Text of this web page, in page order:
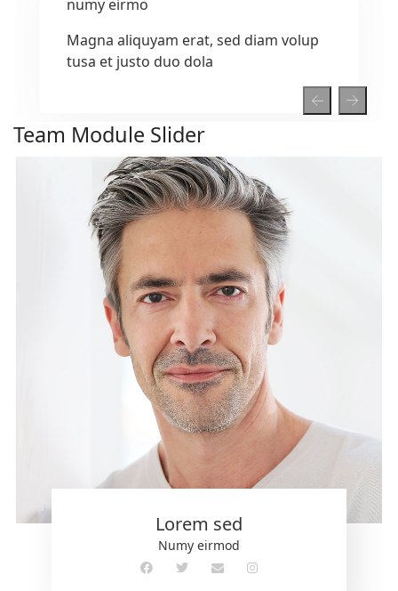
numy eirmo
Magna aliquyam erat, sed diam volup
tusa et justo duo dola
Team Module Slider
Lorem sed
Numy eirmod